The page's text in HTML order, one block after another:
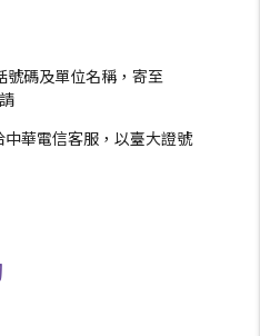
號碼及單位名稱，寄至
華電信客服，以臺大證號